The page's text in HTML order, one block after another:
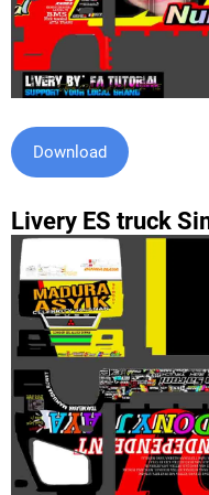
Download
Livery ES truck